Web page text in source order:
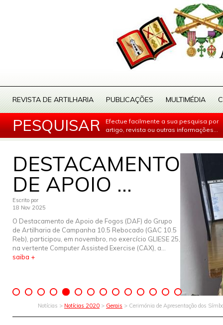
REVISTA DE ARTILHARIA PUBLICAÇÕES MULTIMÉDIA
PESQUISAR
Efectue facilmente a sua pesquisa por
artigo, revista ou outras informações...
DESTACAMENTO
DE APOIO ...
Escrito por
18 Nov 2025
O Destacamento de Apoio de Fogos (DAF) do Grupo
de Artilharia de Campanha 10.5 Rebocado (GAC 10.5
Reb), participou, em novembro, no exercício GLIESE 25,
na vertente Computer Assisted Exercise (CAX), a...
saiba +
Notícias > Notícias 2020 > Gerais > Cerimónia de Apresentação dos